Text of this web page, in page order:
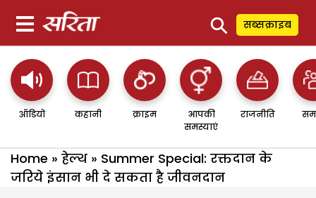
⚲ सब्सक्राइब
ऑडियो कहानी क्राइम
आपकी
समस्याएं
राजनीति
Home » हेल्थ » Summer Special: रक्तदान के
जरिये इंसान भी दे सकता है जीवनदान